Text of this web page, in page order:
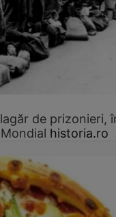
de prizonieri,
historia.ro